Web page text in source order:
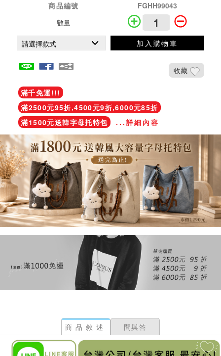
商品編號
FGHH99043
數量
加入購物車
收藏
滿千免運!!!
滿2500元95折,4500元9折,6000元85折
滿1500元送韓字母托特包
...詳細內容
商品敘述 問與答